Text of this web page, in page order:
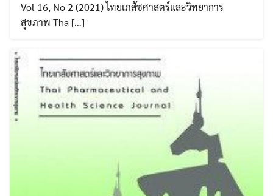
Vol 16, No 2 (2021) ไทยเภสัชศาสตร์และวิทยาการ
สุขภาพ Tha […]